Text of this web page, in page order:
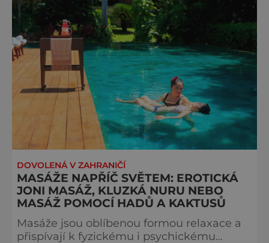
DOVOLENÁ V ZAHRANIČÍ
MASÁŽE NAPŘÍČ SVĚTEM: EROTICKÁ
JONI MASÁŽ, KLUZKÁ NURU NEBO
MASÁŽ POMOCÍ HADŮ A KAKTUSŮ
Masáže jsou oblíbenou formou relaxace a
přispívají k fyzickému i psychickému